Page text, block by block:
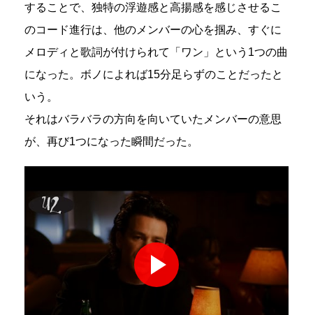
することで、独特の浮遊感と高揚感を感じさせるこ
のコード進行は、他のメンバーの心を掴み、すぐに
メロディと歌詞が付けられて「ワン」という1つの曲
になった。ボノによれば15分足らずのことだったと
いう。
それはバラバラの方向を向いていたメンバーの意思
が、再び1つになった瞬間だった。